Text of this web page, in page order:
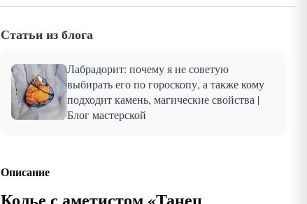
Статьи из блога
Лабрадорит: почему я не советую
выбирать его по гороскопу, а также кому
подходит камень, магические свойства |
Блог мастерской
Описание